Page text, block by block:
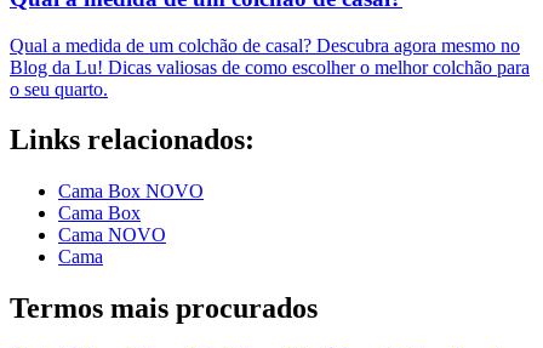
Qual a medida de um colchão de casal? Descubra agora mesmo no
Blog da Lu! Dicas valiosas de como escolher o melhor colchão para
o seu quarto.
Links relacionados:
Cama Box NOVO
Cama Box
Cama NOVO
Cama
Termos mais procurados